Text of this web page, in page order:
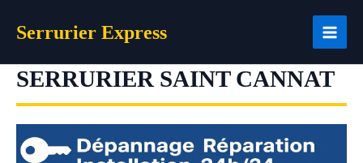
Serrurier Express
SERRURIER SAINT CANNAT